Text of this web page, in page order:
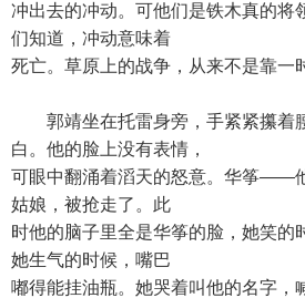
冲出去的冲动。可他们是铁木真的将
们知道，冲动意味着
死亡。草原上的战争，从来不是靠一
郭靖坐在托雷身旁，手紧紧攥着
白。他的脸上没有表情，
可眼中翻涌着滔天的怒意。华筝——
姑娘，被抢走了。此
时他的脑子里全是华筝的脸，她笑的
她生气的时候，嘴巴
嘟得能挂油瓶。她哭着叫他的名字，